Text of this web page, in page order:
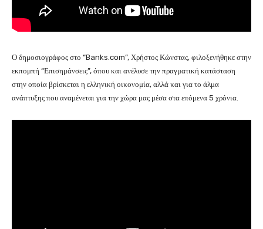
Ο δημοσιογράφος στο “Banks.com”, Χρήστος Κώνστας, φιλοξενήθηκε στην
εκπομπή “Επισημάνσεις”, όπου και ανέλυσε την πραγματική κατάσταση
στην οποία βρίσκεται η ελληνική οικονομία, αλλά και για το άλμα
ανάπτυξης που αναμένεται για την χώρα μας μέσα στα επόμενα 5 χρόνια.